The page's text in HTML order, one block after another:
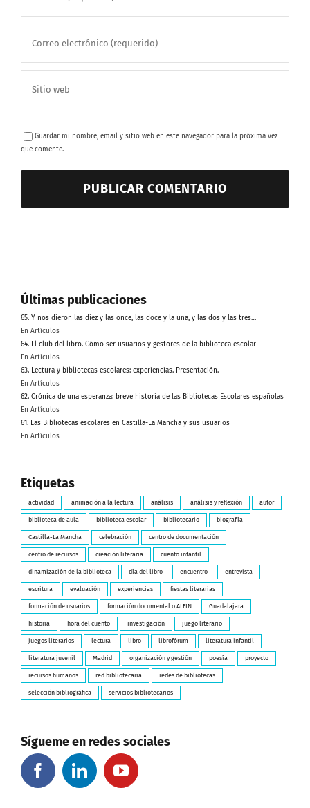
Guardar mi nombre, email y sitio web en este navegador para la próxima vez
que comente.
Últimas publicaciones
65. Y nos dieron las diez y las once, las doce y la una, y las dos y las tres…
En Artículos
64. El club del libro. Cómo ser usuarios y gestores de la biblioteca escolar
En Artículos
63. Lectura y bibliotecas escolares: experiencias. Presentación.
En Artículos
62. Crónica de una esperanza: breve historia de las Bibliotecas Escolares españolas
En Artículos
61. Las Bibliotecas escolares en Castilla-La Mancha y sus usuarios
En Artículos
Etiquetas
actividad animación a la lectura análisis análisis y reflexión autor
biblioteca de aula biblioteca escolar bibliotecario biografía
Castilla-La Mancha celebración centro de documentación
centro de recursos creación literaria cuento infantil
dinamización de la biblioteca día del libro encuentro entrevista
escritura evaluación experiencias fiestas literarias
formación de usuarios formación documental o ALFIN Guadalajara
historia hora del cuento investigación juego literario
juegos literarios lectura libro librofórum literatura infantil
literatura juvenil Madrid organización y gestión poesía proyecto
recursos humanos red bibliotecaria redes de bibliotecas
selección bibliográfica servicios bibliotecarios
Sígueme en redes sociales